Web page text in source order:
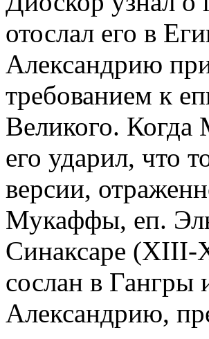
отослал его в
Александрию
требованием к
Великого. Когда
его ударил, что
версии,
Мукаффы, еп.
Синаксаре (XIII-
сослан в Гангры
Александрию,